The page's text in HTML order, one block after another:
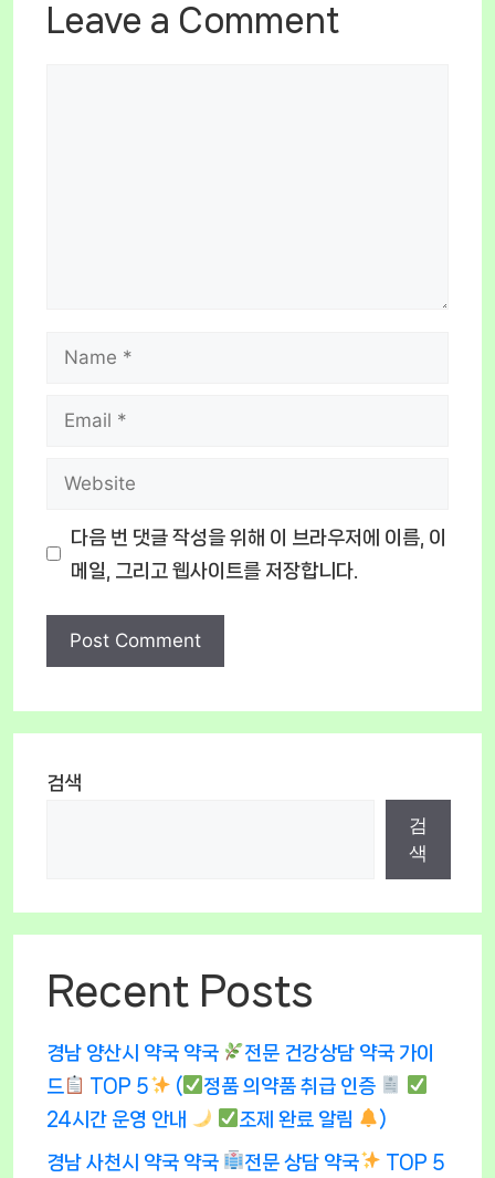
Leave a Comment
Name
Email
Website
다음 번 댓글 작성을 위해 이 브라우저에 이름, 이
메일, 그리고 웹사이트를 저장합니다.
검색
검
색
Recent Posts
경남 양산시 약국 약국
전문 건강상담 약국 가이
드
TOP 5 (
정품 의약품 취급 인증
24시간 운영 안내
조제 완료 알림 )
경남 사천시 약국 약국 전문 상담 약국 TOP 5